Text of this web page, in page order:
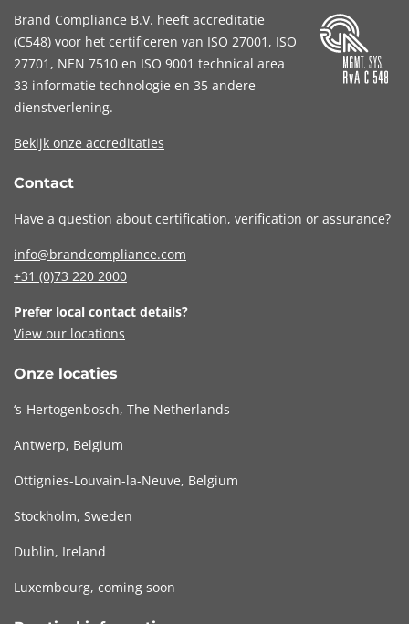
Brand Compliance B.V. heeft accreditatie
(C548) voor het certificeren van ISO 27001 , ISO
27701 , NEN 7510 en ISO 9001 technical area
33 informatie technologie en 35 andere
dienstverlening.
Bekijk onze accreditaties
Contact
Have a question about certification, verification or assurance?
info@brandcompliance.com
+31 (0)73 220 2000
Prefer local contact details?
View our locations
Onze locaties
‘s-Hertogenbosch, The Netherlands
Antwerp, Belgium
Ottignies-Louvain-la-Neuve, Belgium
Stockholm, Sweden
Dublin, Ireland
Luxembourg, coming soon